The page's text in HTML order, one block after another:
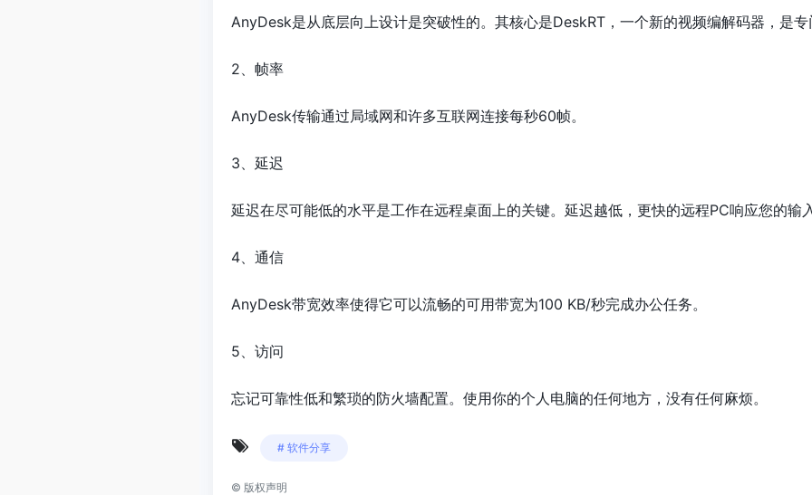
AnyDesk是从底层向上设计是突破性的。其核心是DeskRT，一个新的视频编解码器，是专
2、帧率
AnyDesk传输通过局域网和许多互联网连接每秒60帧。
3、延迟
延迟在尽可能低的水平是工作在远程桌面上的关键。延迟越低，更快的远程PC响应您的输入
4、通信
AnyDesk带宽效率使得它可以流畅的可用带宽为100 KB/秒完成办公任务。
5、访问
忘记可靠性低和繁琐的防火墙配置。使用你的个人电脑的任何地方，没有任何麻烦。
# 软件分享
© 版权声明